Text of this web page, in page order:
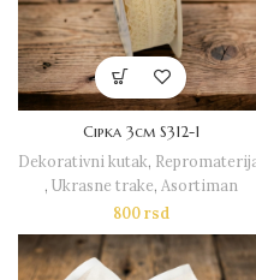
Cipka 3cm S312-1
Dekorativni kutak,
, Ukrasne trake, Asortiman
800rsd